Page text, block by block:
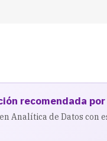
recomendada
Analítica de Datos con